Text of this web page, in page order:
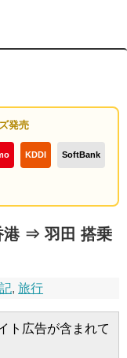
発売
KDDI SoftBank
港 ⇒ 羽田 搭乗
,旅行
ト広告が含まれて